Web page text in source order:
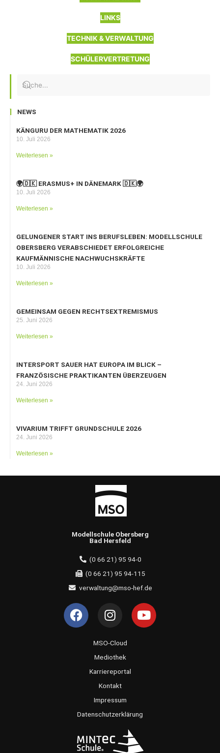
LINKS
TECHNIK & VERWALTUNG
SCHÜLERVERTRETUNG
NEWS
KÄNGURU DER MATHEMATIK 2026
10. Juli 2026
Weiterlesen »
🌍🇩🇰 ERASMUS+ IN DÄNEMARK 🇩🇰🌍
10. Juli 2026
Weiterlesen »
GELUNGENER START INS BERUFSLEBEN: MODELLSCHULE
OBERSBERG VERABSCHIEDET ERFOLGREICHE
KAUFMÄNNISCHE NACHWUCHSKRÄFTE
10. Juli 2026
Weiterlesen »
GEMEINSAM GEGEN RECHTSEXTREMISMUS
25. Juni 2026
Weiterlesen »
INTERSPORT SAUER HAT EUROPA IM BLICK –
FRANZÖSISCHE PRAKTIKANTEN ÜBERZEUGEN
24. Juni 2026
Weiterlesen »
VIVARIUM TRIFFT GRUNDSCHULE 2026
24. Juni 2026
Weiterlesen »
Modellschule Obersberg
Bad Hersfeld
(0 66 21) 95 94-0
(0 66 21) 95 94-115
verwaltung@mso-hef.de
F
a
I
n
t
a
g
r
m
Y
o
MSO-Cloud
Mediothek
Karriereportal
Kontakt
Impressum
Datenschutzerklärung